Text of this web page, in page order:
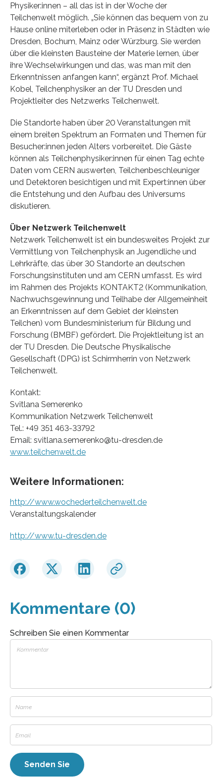
Physiker:innen – all das ist in der Woche der
Teilchenwelt möglich. „Sie können das bequem von zu
Hause online miterleben oder in Präsenz in Städten wie
Dresden, Bochum, Mainz oder Würzburg. Sie werden
über die kleinsten Bausteine der Materie lernen, über
ihre Wechselwirkungen und das, was man mit den
Erkenntnissen anfangen kann“, ergänzt Prof. Michael
Kobel, Teilchenphysiker an der TU Dresden und
Projektleiter des Netzwerks Teilchenwelt.
Die Standorte haben über 20 Veranstaltungen mit
einem breiten Spektrum an Formaten und Themen für
Besucher:innen jeden Alters vorbereitet. Die Gäste
können als Teilchenphysiker:innen für einen Tag echte
Daten vom CERN auswerten, Teilchenbeschleuniger
und Detektoren besichtigen und mit Expert:innen über
die Entstehung und den Aufbau des Universums
diskutieren.
Über Netzwerk Teilchenwelt
Netzwerk Teilchenwelt ist ein bundesweites Projekt zur
Vermittlung von Teilchenphysik an Jugendliche und
Lehrkräfte, das über 30 Standorte an deutschen
Forschungsinstituten und am CERN umfasst. Es wird
im Rahmen des Projekts KONTAKT2 (Kommunikation,
Nachwuchsgewinnung und Teilhabe der Allgemeinheit
an Erkenntnissen auf dem Gebiet der kleinsten
Teilchen) vom Bundesministerium für Bildung und
Forschung (BMBF) gefördert. Die Projektleitung ist an
der TU Dresden. Die Deutsche Physikalische
Gesellschaft (DPG) ist Schirmherrin von Netzwerk
Teilchenwelt.
Kontakt:
Svitlana Semerenko
Kommunikation Netzwerk Teilchenwelt
Tel.: +49 351 463-33792
Email: svitlana.semerenko@tu-dresden.de
www.teilchenwelt.de
Weitere Informationen:
http://www.wochederteilchenwelt.de
Veranstaltungskalender
http://www.tu-dresden.de
Kommentare (0)
Schreiben Sie einen Kommentar